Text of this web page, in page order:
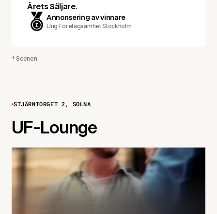
Årets Säljare.
Annonsering av vinnare
Ung Företagsamhet Stockholm
* Scenen
STJÄRNTORGET 2, SOLNA
UF-Lounge